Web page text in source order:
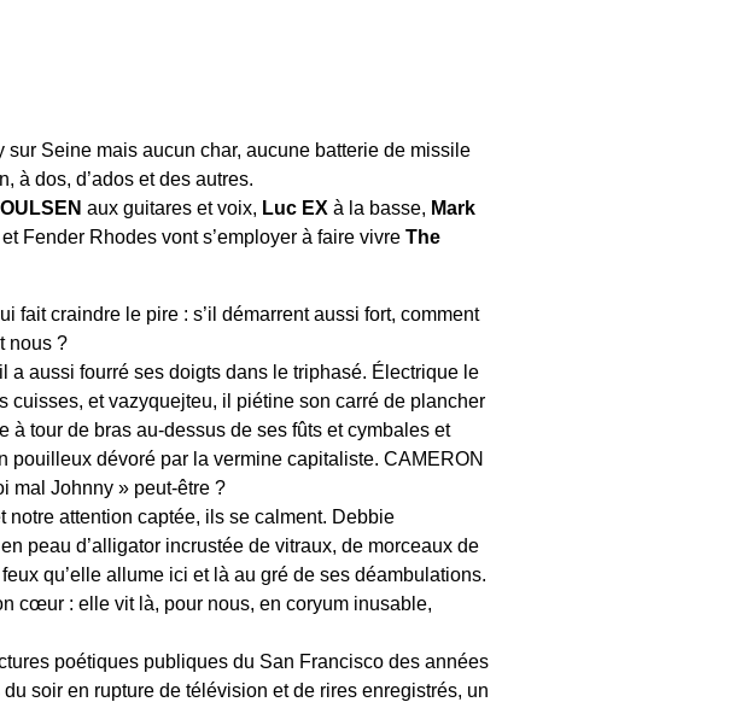
sur Seine mais aucun char, aucune batterie de missile
à dos, d’ados et des autres.
aux guitares et voix, Luc EX à la basse, Mark
Fender Rhodes vont s’employer à faire vivre The
fait craindre le pire : s’il démarrent aussi fort, comment
nous ?
a aussi fourré ses doigts dans le triphasé. Électrique le
cuisses, et vazyquejteu, il piétine son carré de plancher
tour de bras au-dessus de ses fûts et cymbales et
pouilleux dévoré par la vermine capitaliste. CAMERON
mal Johnny » peut-être ?
notre attention captée, ils se calment. Debbie
peau d’alligator incrustée de vitraux, de morceaux de
qu’elle allume ici et là au gré de ses déambulations.
cœur : elle vit là, pour nous, en coryum inusable,
poétiques publiques du San Francisco des années
soir en rupture de télévision et de rires enregistrés, un